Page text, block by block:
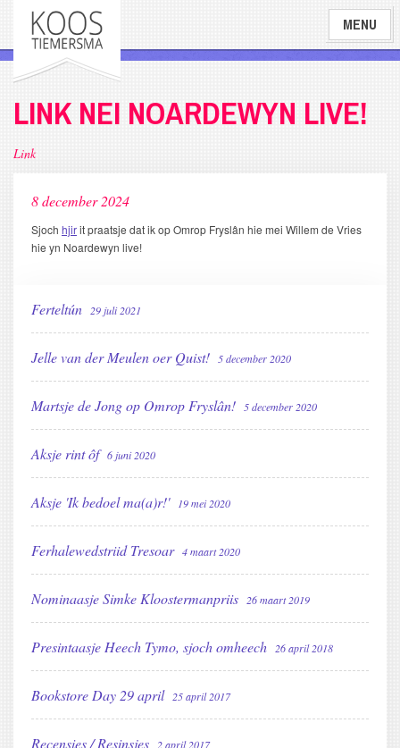
Overslaan
naar
MENU
LINK NEI NOARDEWYN LIVE!
Link
8 december 2024
Sjoch hjirit praatsje dat ik op Omrop Fryslân hie mei Willem de Vries
hie yn Noardewyn live!
Ferteltún 29 juli 2021
Jelle van der Meulen oer Quist! 5 december 2020
Martsje de Jong op Omrop Fryslân! 5 december 2020
Aksje rint ôf 6 juni 2020
Aksje 'Ik bedoel ma(a)r!' 19 mei 2020
Ferhalewedstriid Tresoar 4 maart 2020
Nominaasje Simke Kloostermanpriis 26 maart 2019
Presintaasje Heech Tymo, sjoch omheech 26 april 2018
Bookstore Day 29 april 25 april 2017
Recensies / Resinsjes 2 april 2017